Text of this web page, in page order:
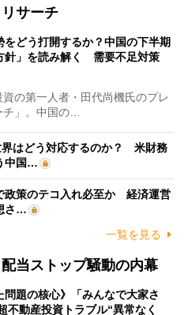
サーチ
をどう打開するか？中国の下半期
針」を読み解く 需要不足対策
の第一人者・田代尚機氏のプレ
」。中国の…
はどう対応するのか？ 米財務
中国…
政策のテコ入れ必至か 経済運営
さ…
一覧を見る
当ストップ騒動の内幕
問題の核心》「みんなで大家さ
不動産投資トラブル“異常なく